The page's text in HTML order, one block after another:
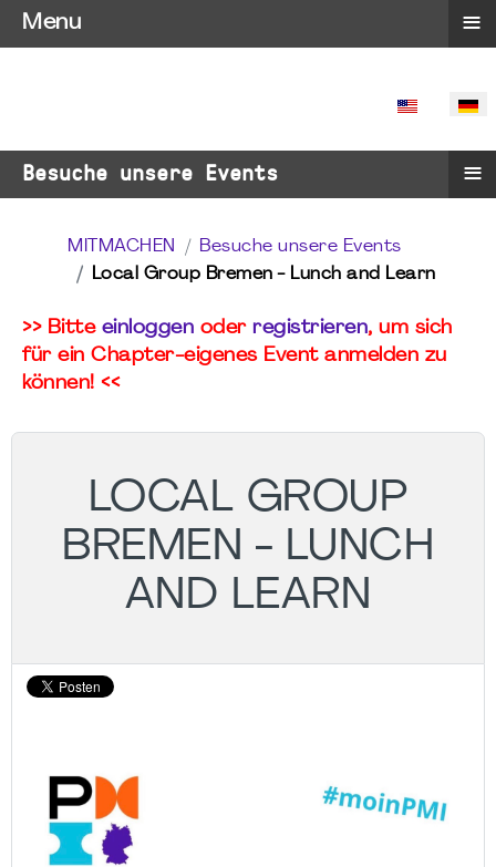
SPRACHE
Besuche unsere Events ≡
MITMACHEN
Besuche unsere Events
Local Group Bremen - Lunch and Learn
>> Bitte einloggen oder registrieren, um sich
für ein Chapter-eigenes Event anmelden zu
können! <<
LOCAL GROUP
BREMEN - LUNCH
AND LEARN
Menu ≡